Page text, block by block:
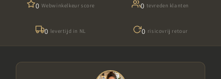
0 Webwinkelkeur score 0 tevreden klanten
0 levertijd in NL 0 risicovrij retour